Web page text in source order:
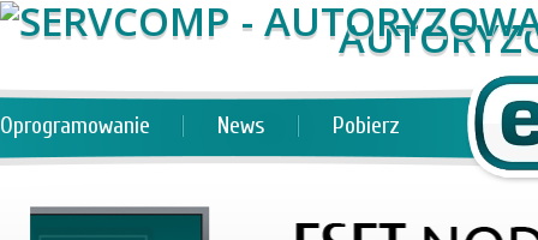
Oprogramowanie News Pobierz